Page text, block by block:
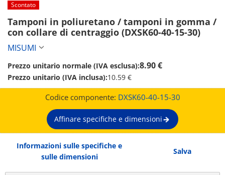
Scontato
Tamponi in poliuretano / tamponi in gomma /
con collare di centraggio (DXSK60-40-15-30)
MISUMI
Prezzo unitario normale (IVA esclusa):8.90 €
Prezzo unitario (IVA inclusa):10.59 €
Codice componente: DXSK60-40-15-30
Affinare specifiche e dimensioni
Informazioni sulle specifiche e
sulle dimensioni
Salva